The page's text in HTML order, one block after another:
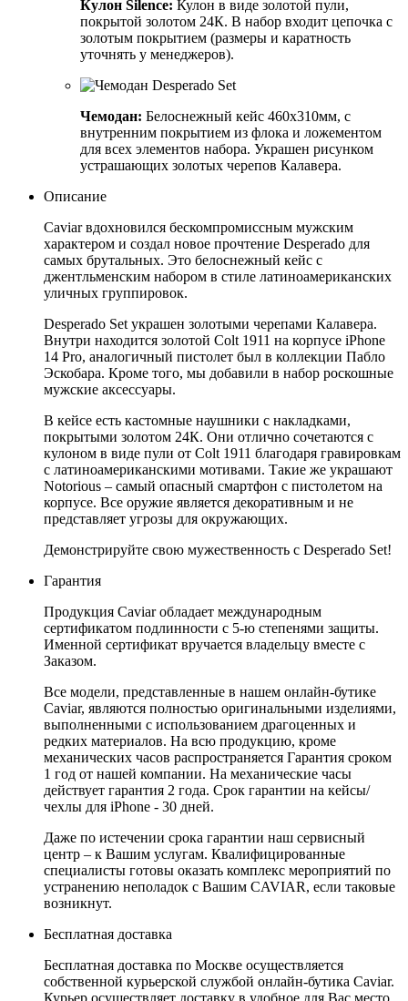
Кулон Silence: Кулон в виде золотой пули,
покрытой золотом 24К. В набор входит цепочка с
золотым покрытием (размеры и каратность
уточнять у менеджеров).
Чемодан: Белоснежный кейс 460х310мм, с
внутренним покрытием из флока и ложементом
для всех элементов набора. Украшен рисунком
устрашающих золотых черепов Калавера.
Описание
Caviar вдохновился бескомпромиссным мужским
характером и создал новое прочтение Desperado для
самых брутальных. Это белоснежный кейс с
джентльменским набором в стиле латиноамериканских
уличных группировок.
Desperado Set украшен золотыми черепами Калавера.
Внутри находится золотой Colt 1911 на корпусе iPhone
14 Pro, аналогичный пистолет был в коллекции Пабло
Эскобара. Кроме того, мы добавили в набор роскошные
мужские аксессуары.
В кейсе есть кастомные наушники с накладками,
покрытыми золотом 24К. Они отлично сочетаются с
кулоном в виде пули от Colt 1911 благодаря гравировкам
с латиноамериканскими мотивами. Такие же украшают
Notorious – самый опасный смартфон с пистолетом на
корпусе. Все оружие является декоративным и не
представляет угрозы для окружающих.
Демонстрируйте свою мужественность с Desperado Set!
Гарантия
Продукция Caviar обладает международным
сертификатом подлинности с 5-ю степенями защиты.
Именной сертификат вручается владельцу вместе с
Заказом.
Все модели, представленные в нашем онлайн-бутике
Caviar, являются полностью оригинальными изделиями,
выполненными с использованием драгоценных и
редких материалов. На всю продукцию, кроме
механических часов распространяется Гарантия сроком
1 год от нашей компании. На механические часы
действует гарантия 2 года. Срок гарантии на кейсы/
чехлы для iPhone - 30 дней.
Даже по истечении срока гарантии наш сервисный
центр – к Вашим услугам. Квалифицированные
специалисты готовы оказать комплекс мероприятий по
устранению неполадок с Вашим CAVIAR, если таковые
возникнут.
Бесплатная доставка
Бесплатная доставка по Москве осуществляется
собственной курьерской службой онлайн-бутика Caviar.
Курьер осуществляет доставку в удобное для Вас место